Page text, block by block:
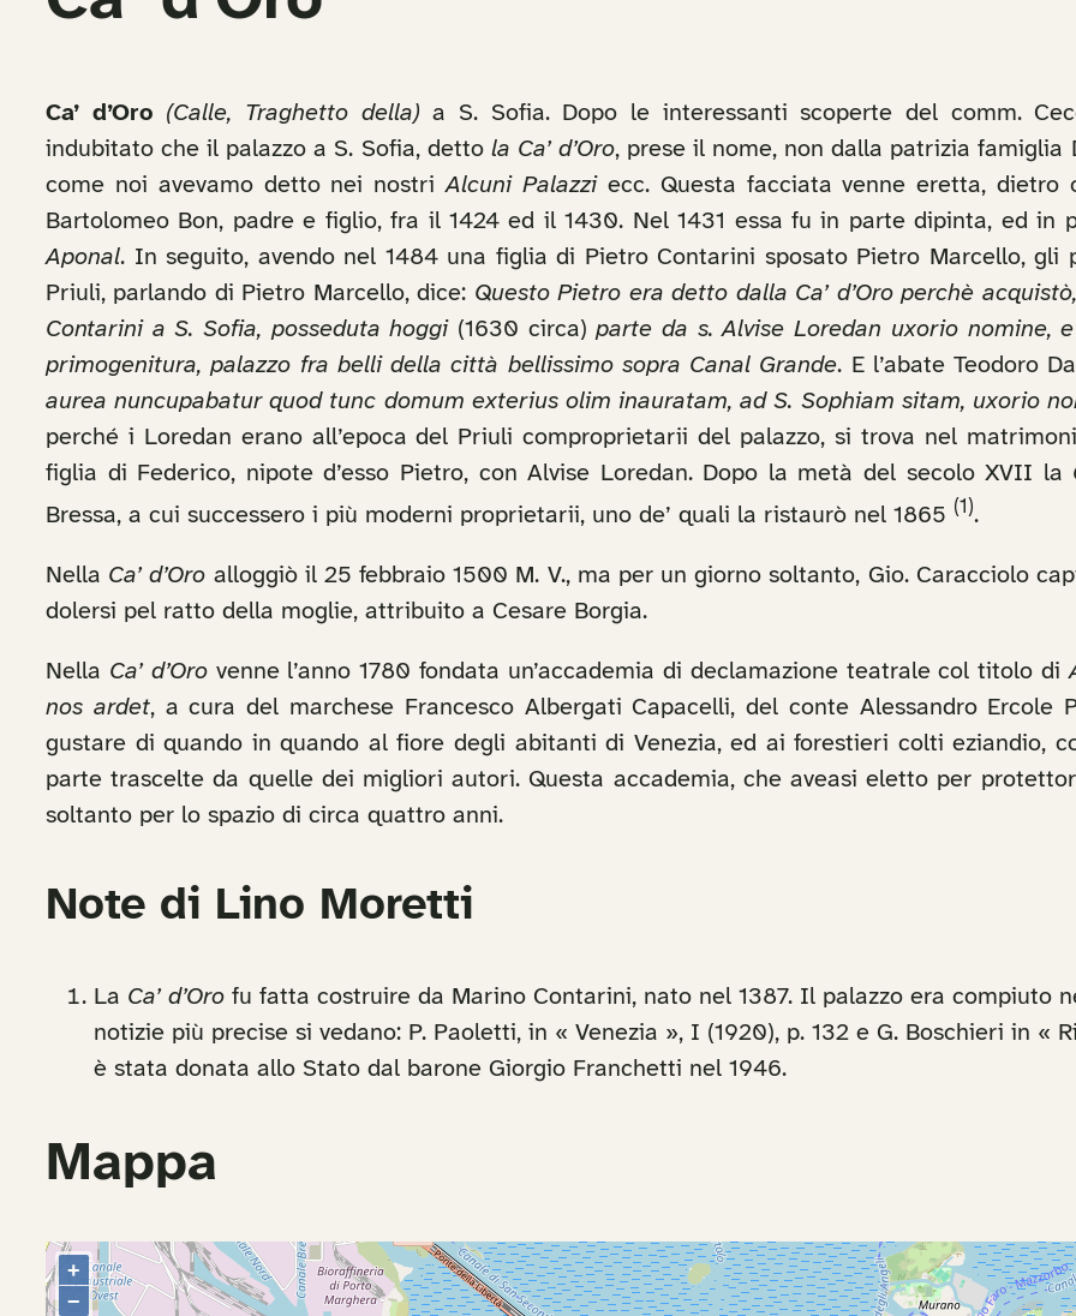
Ca’ d’Oro (Calle, Traghetto della) a S. Sofia. Dopo le interessanti scoperte del comm.
indubitato che il palazzo a S. Sofia, detto la Ca’ d’Oro, prese il nome, non dalla patrizia
come noi avevamo detto nei nostriAlcuni Palazziecc. Questa facciata venne eretta, dietro
Bartolomeo Bon, padre e figlio, fra il 1424 ed il 1430. Nel 1431 essa fu in parte dipinta, ed in
Aponal. In seguito, avendo nel 1484 una figlia di Pietro Contarini sposato Pietro Marcello,
Priuli, parlando di Pietro Marcello, dice: Questo Pietro era detto dalla Ca’ d’Oro perchè
Contarini a S. Sofia, posseduta hoggi(1630 circa)parte da s. Alvise Loredan uxorio nomine,
primogenitura, palazzo fra belli della città bellissimo sopra Canal Grande. E l’abate Teodoro
aurea nuncupabatur quod tunc domum exterius olim inauratam, ad S. Sophiam sitam, uxorio
perché i Loredan erano all’epoca del Priuli comproprietarii del palazzo, si trova nel
figlia di Federico, nipote d’esso Pietro, con Alvise Loredan. Dopo la metà del secolo XVII la
Bressa, a cui successero i più moderni proprietarii, uno de’ quali la ristaurò nel 1865 (1).
Nella Ca’ d’Oro alloggiò il 25 febbraio 1500 M. V., ma per un giorno soltanto, Gio. Caracciolo
dolersi pel ratto della moglie, attribuito a Cesare Borgia.
Nella Ca’ d’Orovenne l’anno 1780 fondata un’accademia di declamazione teatrale col titolo di
nos ardet, a cura del marchese Francesco Albergati Capacelli, del conte Alessandro Ercole
gustare di quando in quando al fiore degli abitanti di Venezia, ed ai forestieri colti eziandio,
parte trascelte da quelle dei migliori autori. Questa accademia, che aveasi eletto per
soltanto per lo spazio di circa quattro anni.
Note di Lino Moretti
La Ca’ d’Oro fu fatta costruire da Marino Contarini, nato nel 1387. Il palazzo era compiuto
notizie più precise si vedano: P. Paoletti, in « Venezia », I (1920), p. 132 e G. Boschieri in «
è stata donata allo Stato dal barone Giorgio Franchetti nel 1946.
Mappa